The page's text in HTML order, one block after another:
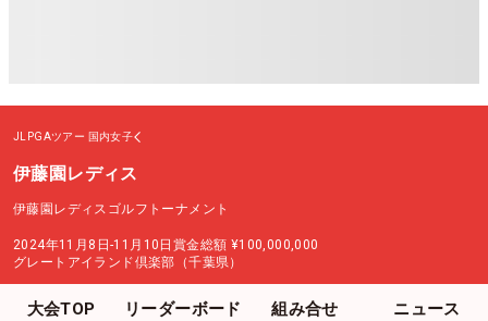
JLPGAツアー 国内女子
伊藤園レディス
伊藤園レディスゴルフトーナメント
2024年11月8日-11月10日 賞金総額 ¥100,000,000
グレートアイランド倶楽部（千葉県）
大会TOP リーダーボード 組み合せ ニュース